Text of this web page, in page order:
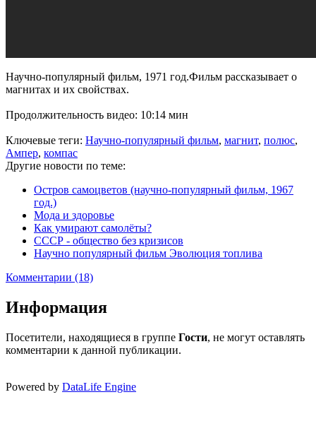
Научно-популярный фильм, 1971 год.Фильм рассказывает о
магнитах и их свойствах.
Продолжительность видео: 10:14 мин
Ключевые теги: Научно-популярный фильм, магнит, полюс,
Ампер, компас
Другие новости по теме:
Остров самоцветов (научно-популярный фильм, 1967
год.)
Мода и здоровье
Как умирают самолёты?
СССР - общество без кризисов
Научно популярный фильм Эволюция топлива
Комментарии (18)
Информация
Посетители, находящиеся в группе Гости, не могут оставлять
комментарии к данной публикации.
Powered by DataLife Engine